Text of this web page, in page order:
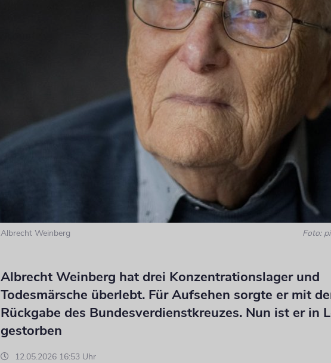
Albrecht Weinberg Foto:
Albrecht Weinberg hat drei Konzentrationslager und
Todesmärsche überlebt. Für Aufsehen sorgte er mit
Rückgabe des Bundesverdienstkreuzes. Nun ist er in
gestorben
12.05.2026 16:53 Uhr